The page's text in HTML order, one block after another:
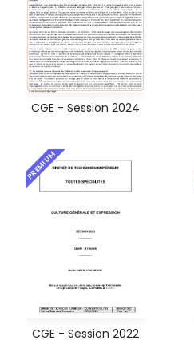
CGE - Session 2024
PREMIUM
CGE - Session 2022